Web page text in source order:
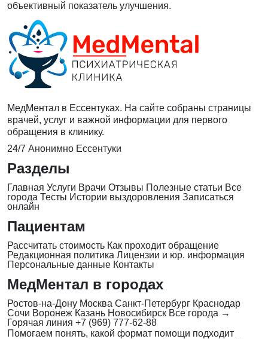
объективный показатель улучшения.
МедМентал в Ессентуках. На сайте собраны страницы
врачей, услуг и важной информации для первого
обращения в клинику.
24/7 Анонимно Ессентуки
Разделы
Главная Услуги Врачи Отзывы Полезные статьи Все
города Тесты Истории выздоровления Записаться
онлайн
Пациентам
Рассчитать стоимость Как проходит обращение
Редакционная политика Лицензии и юр. информация
Персональные данные Контакты
МедМентал в городах
Ростов-на-Дону Москва Санкт-Петербург Краснодар
Сочи Воронеж Казань Новосибирск Все города →
Горячая линия +7 (969) 777-62-88
Помогаем понять, какой формат помощи подходит